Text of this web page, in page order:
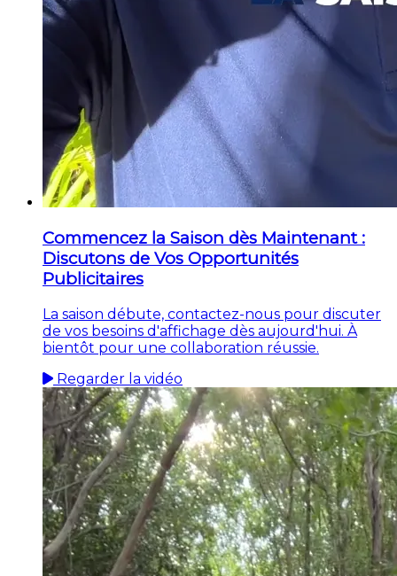
Commencez la Saison dès Maintenant :
Discutons de Vos Opportunités
Publicitaires
La saison débute, contactez-nous pour discuter
de vos besoins d'affichage dès aujourd'hui. À
bientôt pour une collaboration réussie.
Regarder la vidéo